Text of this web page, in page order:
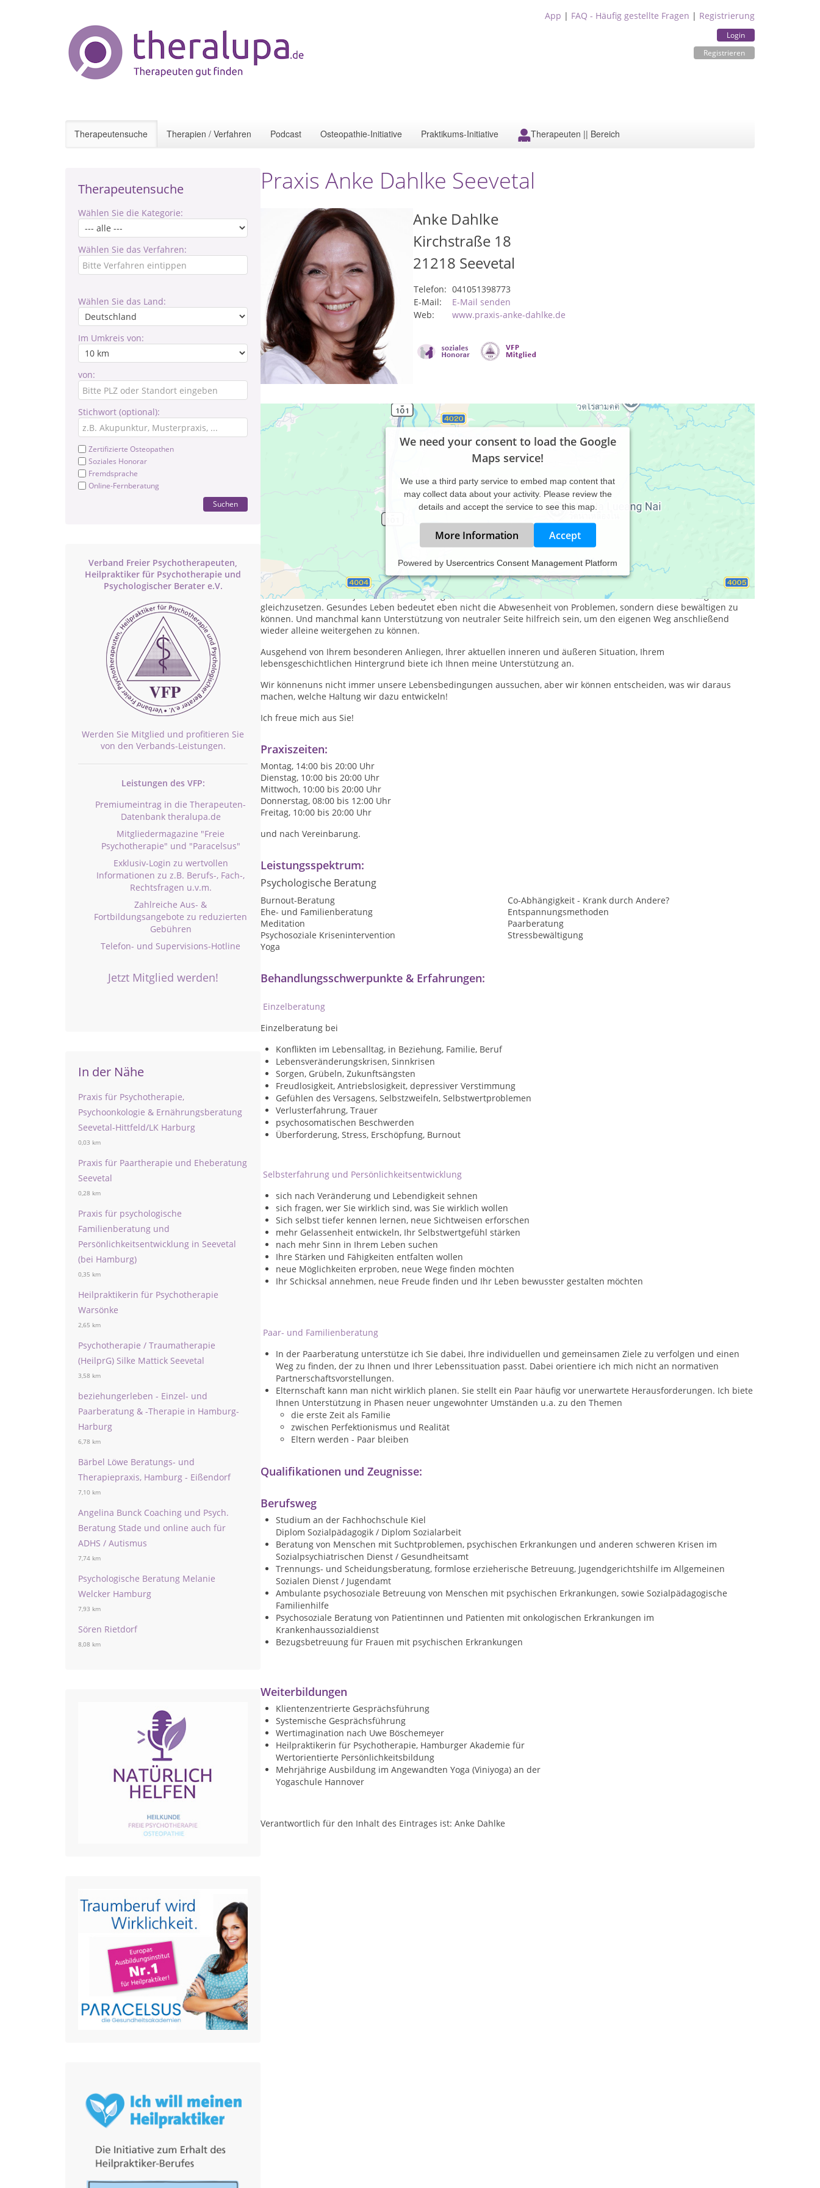
App | FAQ - Häufig gestellte Fragen | Registrierung
Login
Registrieren
Therapeutensuche Therapien / Verfahren Podcast Osteopathie-Initiative Praktikums-Initiative Therapeuten || Bereich
Therapeutensuche
Wählen Sie die Kategorie:
Wählen Sie das Verfahren:
Wählen Sie das Land:
Im Umkreis von:
von:
Stichwort (optional):
Zertifizierte Osteopathen
Soziales Honorar
Fremdsprache
Online-Fernberatung
Suchen
Verband Freier Psychotherapeuten,
Heilpraktiker für Psychotherapie und
Psychologischer Berater e.V.
Werden Sie Mitglied und profitieren Sie
von den Verbands-Leistungen.
Leistungen des VFP:
Premiumeintrag in die Therapeuten-
Datenbank theralupa.de
Mitgliedermagazine "Freie
Psychotherapie" und "Paracelsus"
Exklusiv-Login zu wertvollen
Informationen zu z.B. Berufs-, Fach-,
Rechtsfragen u.v.m.
Zahlreiche Aus- &
Fortbildungsangebote zu reduzierten
Gebühren
Telefon- und Supervisions-Hotline
Jetzt Mitglied werden!
In der Nähe
Praxis für Psychotherapie,
Psychoonkologie & Ernährungsberatung
Seevetal-Hittfeld/LK Harburg
0,03 km
Praxis für Paartherapie und Eheberatung
Seevetal
0,28 km
Praxis für psychologische
Familienberatung und
Persönlichkeitsentwicklung in Seevetal
(bei Hamburg)
0,35 km
Heilpraktikerin für Psychotherapie
Warsönke
2,65 km
Psychotherapie / Traumatherapie
(HeilprG) Silke Mattick Seevetal
3,58 km
beziehungerleben - Einzel- und
Paarberatung & -Therapie in Hamburg-
Harburg
6,78 km
Bärbel Löwe Beratungs- und
Therapiepraxis, Hamburg - Eißendorf
7,10 km
Angelina Bunck Coaching und Psych.
Beratung Stade und online auch für
ADHS / Autismus
7,74 km
Psychologische Beratung Melanie
Welcker Hamburg
7,93 km
Sören Rietdorf
8,08 km
Praxis Anke Dahlke Seevetal
Anke Dahlke
Kirchstraße 18
21218 Seevetal
Telefon: 041051398773
E-Mail:
E-Mail senden
Web:
www.praxis-anke-dahlke.de
We need your consent to load the Google
Maps service!
We use a third party service to embed map content that
may collect data about your activity. Please review the
details and accept the service to see this map.
More Information Accept
Powered by Usercentrics Consent Management Platform
Es gibt viele Lebensumstände, die uns aus dem Gleichgewicht bringen können. Seien es Herausforderungen
persönlicher, partnerschaftlicher oder beruflicher Art. Aber nicht jede Sinnkrise, nicht jede konflikbehaftete
Lebenssituation, nicht jede Verzweiflung ist gleich krankhaft zu nennen oder mit einer seelischen Erkrankung
gleichzusetzen. Gesundes Leben bedeutet eben nicht die Abwesenheit von Problemen, sondern diese bewältigen zu
können. Und manchmal kann Unterstützung von neutraler Seite hilfreich sein, um den eigenen Weg anschließend
wieder alleine weitergehen zu können.
Ausgehend von Ihrem besonderen Anliegen, Ihrer aktuellen inneren und äußeren Situation, Ihrem
lebensgeschichtlichen Hintergrund biete ich Ihnen meine Unterstützung an.
Wir könnenuns nicht immer unsere Lebensbedingungen aussuchen, aber wir können entscheiden, was wir daraus
machen, welche Haltung wir dazu entwickeln!
Ich freue mich aus Sie!
Praxiszeiten:
Montag, 14:00 bis 20:00 Uhr
Dienstag, 10:00 bis 20:00 Uhr
Mittwoch, 10:00 bis 20:00 Uhr
Donnerstag, 08:00 bis 12:00 Uhr
Freitag, 10:00 bis 20:00 Uhr
und nach Vereinbarung.
Leistungsspektrum:
Psychologische Beratung
Burnout-Beratung
Co-Abhängigkeit - Krank durch Andere?
Ehe- und Familienberatung
Entspannungsmethoden
Meditation
Paarberatung
Psychosoziale Krisenintervention
Stressbewältigung
Yoga
Behandlungsschwerpunkte & Erfahrungen:
Einzelberatung
Einzelberatung bei
Konflikten im Lebensalltag, in Beziehung, Familie, Beruf
Lebensveränderungskrisen, Sinnkrisen
Sorgen, Grübeln, Zukunftsängsten
Freudlosigkeit, Antriebslosigkeit, depressiver Verstimmung
Gefühlen des Versagens, Selbstzweifeln, Selbstwertproblemen
Verlusterfahrung, Trauer
psychosomatischen Beschwerden
Überforderung, Stress, Erschöpfung, Burnout
Selbsterfahrung und Persönlichkeitsentwicklung
sich nach Veränderung und Lebendigkeit sehnen
sich fragen, wer Sie wirklich sind, was Sie wirklich wollen
Sich selbst tiefer kennen lernen, neue Sichtweisen erforschen
mehr Gelassenheit entwickeln, Ihr Selbstwertgefühl stärken
nach mehr Sinn in Ihrem Leben suchen
Ihre Stärken und Fähigkeiten entfalten wollen
neue Möglichkeiten erproben, neue Wege finden möchten
Ihr Schicksal annehmen, neue Freude finden und Ihr Leben bewusster gestalten möchten
Paar- und Familienberatung
In der Paarberatung unterstütze ich Sie dabei, Ihre individuellen und gemeinsamen Ziele zu verfolgen und einen
Weg zu finden, der zu Ihnen und Ihrer Lebenssituation passt. Dabei orientiere ich mich nicht an normativen
Partnerschaftsvorstellungen.
Elternschaft kann man nicht wirklich planen. Sie stellt ein Paar häufig vor unerwartete Herausforderungen. Ich biete
Ihnen Unterstützung in Phasen neuer ungewohnter Umständen u.a. zu den Themen
die erste Zeit als Familie
zwischen Perfektionismus und Realität
Eltern werden - Paar bleiben
Qualifikationen und Zeugnisse:
Berufsweg
Studium an der Fachhochschule Kiel
Diplom Sozialpädagogik / Diplom Sozialarbeit
Beratung von Menschen mit Suchtproblemen, psychischen Erkrankungen und anderen schweren Krisen im
Sozialpsychiatrischen Dienst / Gesundheitsamt
Trennungs- und Scheidungsberatung, formlose erzieherische Betreuung, Jugendgerichtshilfe im Allgemeinen
Sozialen Dienst / Jugendamt
Ambulante psychosoziale Betreuung von Menschen mit psychischen Erkrankungen, sowie Sozialpädagogische
Familienhilfe
Psychosoziale Beratung von Patientinnen und Patienten mit onkologischen Erkrankungen im
Krankenhaussozialdienst
Bezugsbetreuung für Frauen mit psychischen Erkrankungen
Weiterbildungen
Klientenzentrierte Gesprächsführung
Systemische Gesprächsführung
Wertimagination nach Uwe Böschemeyer
Heilpraktikerin für Psychotherapie, Hamburger Akademie für
Wertorientierte Persönlichkeitsbildung
Mehrjährige Ausbildung im Angewandten Yoga (Viniyoga) an der
Yogaschule Hannover
Verantwortlich für den Inhalt des Eintrages ist: Anke Dahlke